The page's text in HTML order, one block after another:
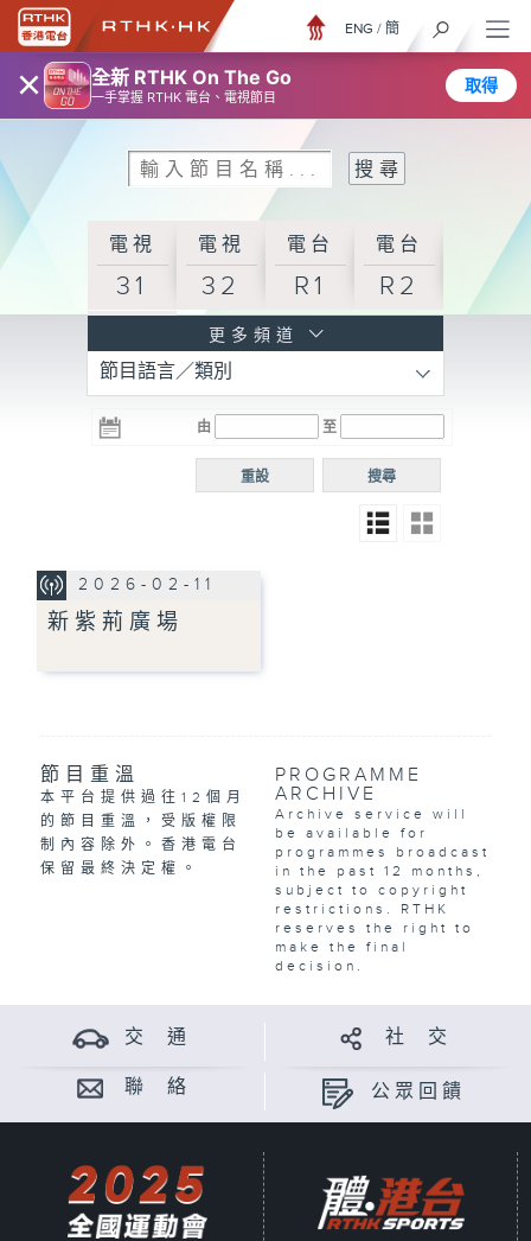
× 全新 RTHK On The Go
一手掌握 RTHK 電台、電視節目
取得
ENG / 簡
電視
31
電視
32
電台
R1
電台
R2
R3
電台 電台
R5
電台
普通
更多頻道
節目語言／類別
由 至
搜尋
重設
2026-02-11
新紫荊廣場
節目重溫
本平台提供過往12個月
的節目重溫，受版權限
制內容除外。香港電台
保留最終決定權。
PROGRAMME
ARCHIVE
Archive service will
be available for
programmes broadcast
in the past 12 months,
subject to copyright
restrictions. RTHK
reserves the right to
make the final
decision.
交 通 社 交
聯 絡 公眾回饋